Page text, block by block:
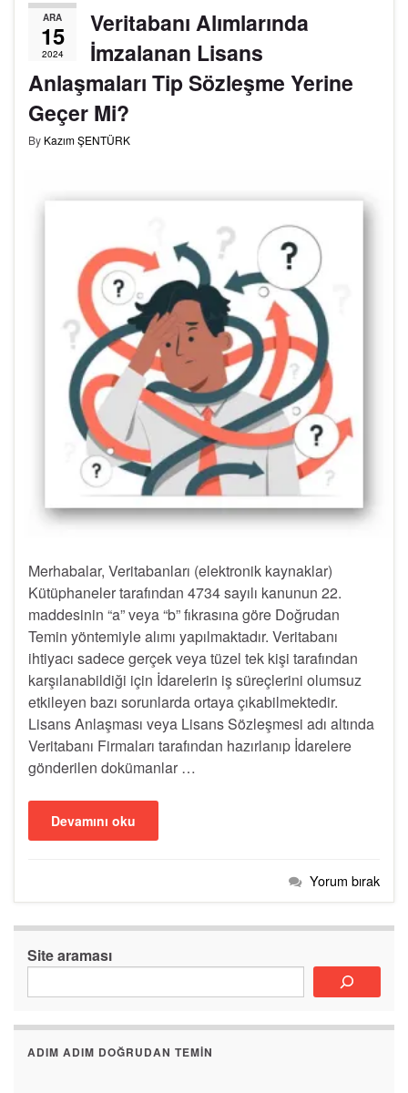
ARA
15
2024
Veritabanı Alımlarında
İmzalanan Lisans
Anlaşmaları Tip Sözleşme Yerine
Geçer Mi?
By Kazım ŞENTÜRK
Merhabalar, Veritabanları (elektronik kaynaklar)
Kütüphaneler tarafından 4734 sayılı kanunun 22.
maddesinin “a” veya “b” fıkrasına göre Doğrudan
Temin yöntemiyle alımı yapılmaktadır. Veritabanı
ihtiyacı sadece gerçek veya tüzel tek kişi tarafından
karşılanabildiği için İdarelerin iş süreçlerini olumsuz
etkileyen bazı sorunlarda ortaya çıkabilmektedir.
Lisans Anlaşması veya Lisans Sözleşmesi adı altında
Veritabanı Firmaları tarafından hazırlanıp İdarelere
gönderilen dokümanlar …
Devamını oku
Yorum bırak
Site araması
ADIM ADIM DOĞRUDAN TEMIN